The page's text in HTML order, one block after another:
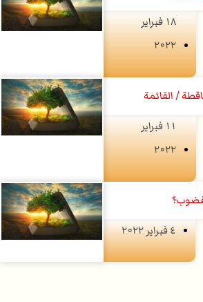
۱۸ فبراير
۲۰۲۲
۱۱ فبراير
۲۰۲۲
٤ فبراير ۲۰۲۲